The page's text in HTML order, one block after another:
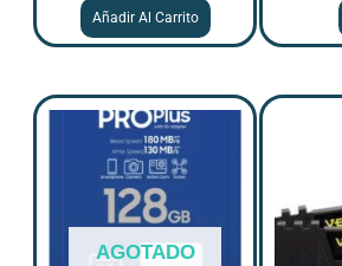
Añadir Al Carrito
AGOTADO